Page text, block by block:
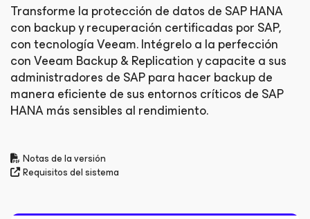
Transforme la protección de datos de SAP HANA
con backup y recuperación certificadas por SAP,
con tecnología Veeam. Intégrelo a la perfección
con Veeam Backup & Replication y capacite a sus
administradores de SAP para hacer backup de
manera eficiente de sus entornos críticos de SAP
HANA más sensibles al rendimiento.
Notas de la versión
Requisitos del sistema